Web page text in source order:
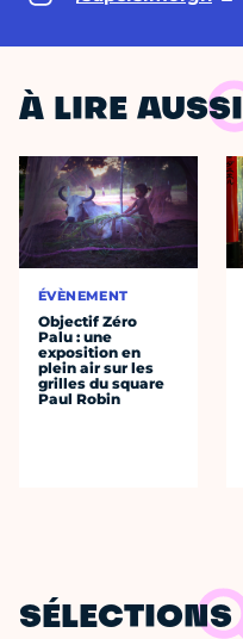
À LIRE AUSSI
ÉVÈNEMENT
Objectif Zéro
Palu : une
exposition en
plein air sur les
grilles du square
Paul Robin
SÉLECTIONS